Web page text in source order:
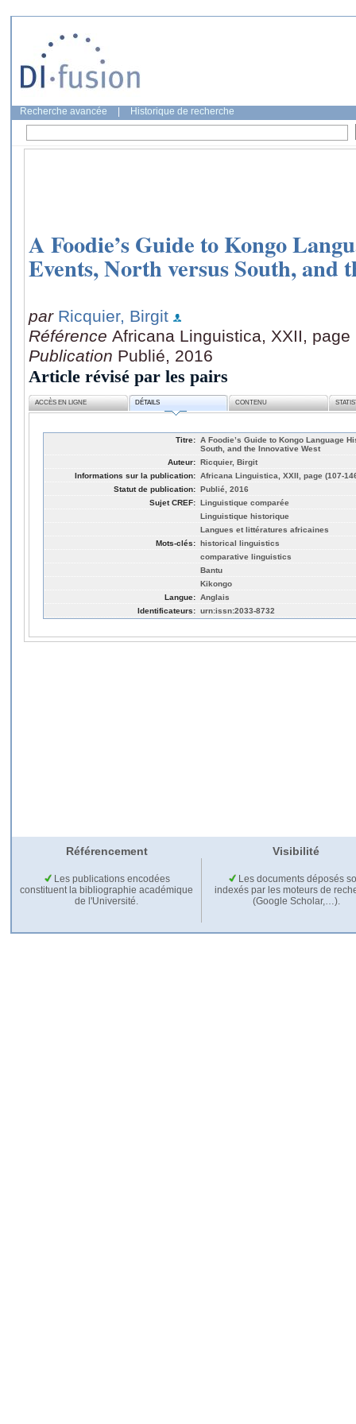
Recherche avancée Historique de recherche
A Foodie’s Guide to Kongo
Events, North versus South, and
par Ricquier, Birgit
Référence Africana Linguistica, XXII, page
Publication Publié, 2016
Article révisé par les pairs
ACCÈS EN LIGNE DÉTAILS CONTENU
Titre: A Foodie’s Guide to Kongo Language
South, and the Innovative West
Auteur: Ricquier, Birgit
Informations sur la publication: Africana Linguistica, XXII, page (107-
Statut de publication: Publié, 2016
Sujet CREF: Linguistique comparée
Linguistique historique
Langues et littératures africaines
Mots-clés: historical linguistics
comparative linguistics
Bantu
Kikongo
Langue: Anglais
Identificateurs: urn:issn:2033-8732
Référencement Visibilité
Les publications encodées
constituent la bibliographie académique
de l'Université.
Les documents déposés
indexés par les moteurs de
(Google Scholar,…).